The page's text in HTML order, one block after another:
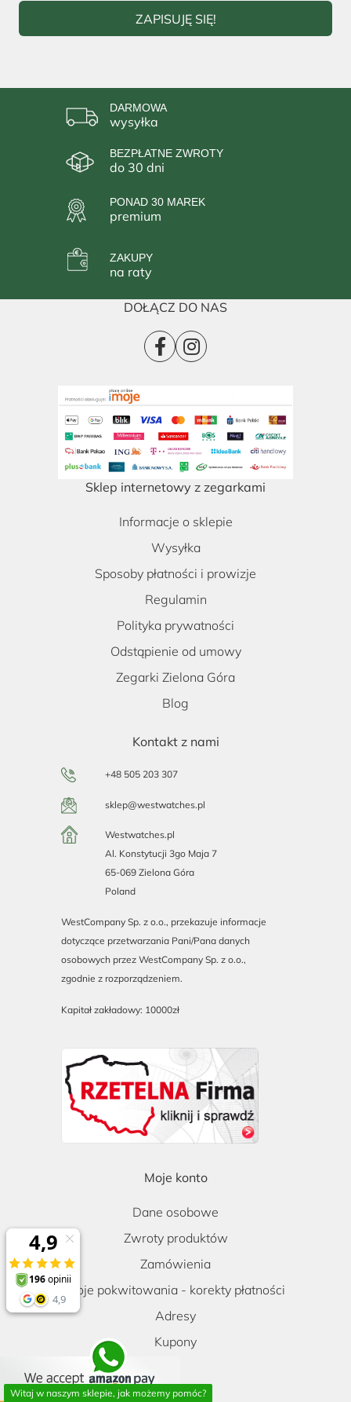
ZAPISUJĘ SIĘ!
DARMOWA
wysyłka
BEZPŁATNE ZWROTY
do 30 dni
PONAD 30 MAREK
premium
ZAKUPY
na raty
DOŁĄCZ DO NAS
Sklep internetowy z zegarkami
Informacje o sklepie
Wysyłka
Sposoby płatności i prowizje
Regulamin
Polityka prywatności
Odstąpienie od umowy
Zegarki Zielona Góra
Blog
Kontakt z nami
+48 505 203 307
sklep@westwatches.pl
Westwatches.pl
Al. Konstytucji 3go Maja 7
65-069 Zielona Góra
Poland
WestCompany Sp. z o.o., przekazuje informacje
dotyczące przetwarzania Pani/Pana danych
osobowych przez WestCompany Sp. z o.o.,
zgodnie z rozporządzeniem.
Kapitał zakładowy: 10000zł
Moje konto
Dane osobowe
Zwroty produktów
Zamówienia
Moje pokwitowania - korekty płatności
Adresy
Kupony
Witaj w naszym sklepie, jak możemy pomóc?